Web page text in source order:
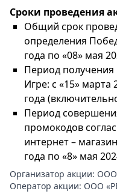
Сроки проведения
Общий срок
определения
года по «08» мая
Период получения
Игре: с «15» марта
года
Период
промокодов
интернет –
года по «8» мая
Организатор акции: ООО
Оператор акции: ООО